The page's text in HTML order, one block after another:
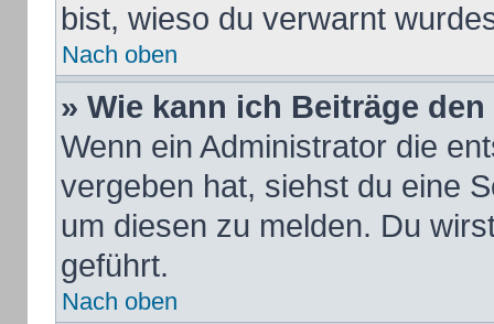
bist, wieso du verwarnt
Nach oben
» Wie kann ich Beiträge
Wenn ein Administrator die
vergeben hat, siehst du eine
um diesen zu melden. Du
geführt.
Nach oben